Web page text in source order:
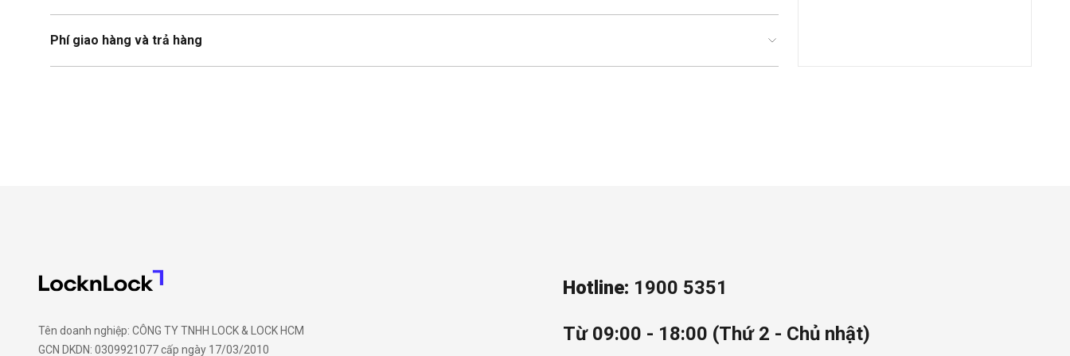
Phí giao hàng và trả hàng
Tên doanh nghiệp: CÔNG TY TNHH LOCK & LOCK HCM
GCN DKDN: 0309921077 cấp ngày 17/03/2010
Hotline: 1900 5351
Từ 09:00 - 18:00 (Thứ 2 - Chủ nhật)